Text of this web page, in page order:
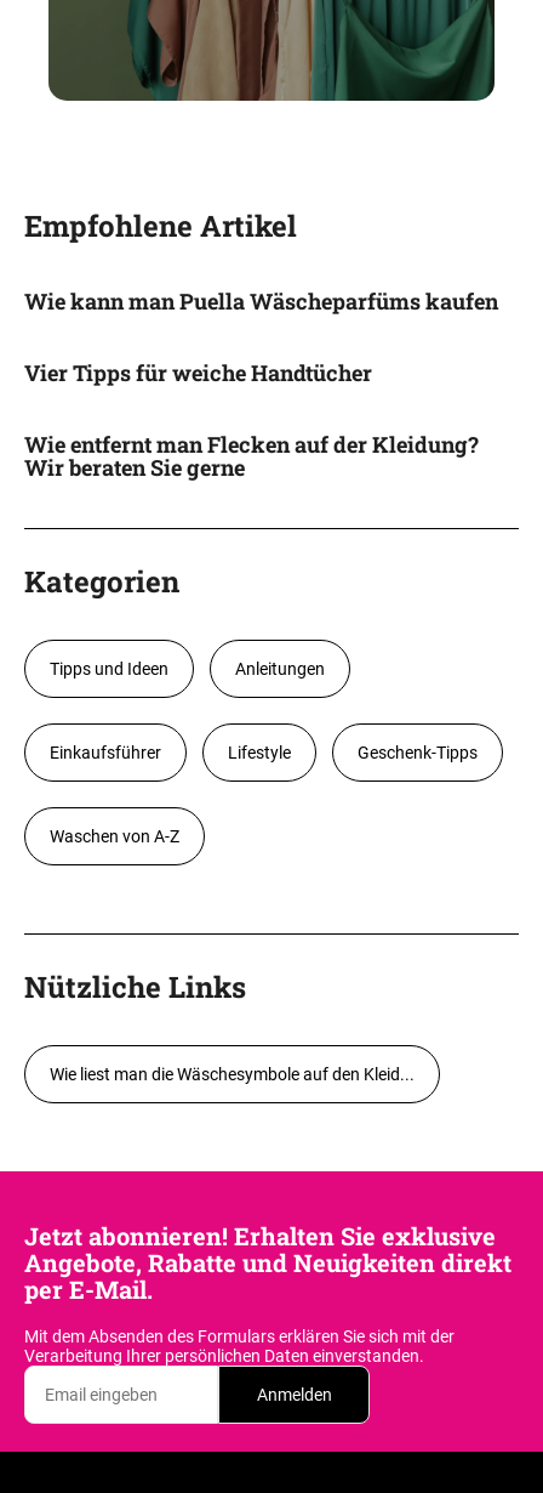
Empfohlene Artikel
Wie kann man Puella Wäscheparfüms kaufen
Vier Tipps für weiche Handtücher
Wie entfernt man Flecken auf der Kleidung?
Wir beraten Sie gerne
Kategorien
Tipps und Ideen Anleitungen
Einkaufsführer Lifestyle Geschenk-Tipps
Waschen von A-Z
Nützliche Links
Wie liest man die Wäschesymbole auf den Kleid...
Jetzt abonnieren! Erhalten Sie exklusive
Angebote, Rabatte und Neuigkeiten direkt
per E-Mail.
Mit dem Absenden des Formulars erklären Sie sich mit der
Verarbeitung Ihrer persönlichen Daten einverstanden.
Anmelden